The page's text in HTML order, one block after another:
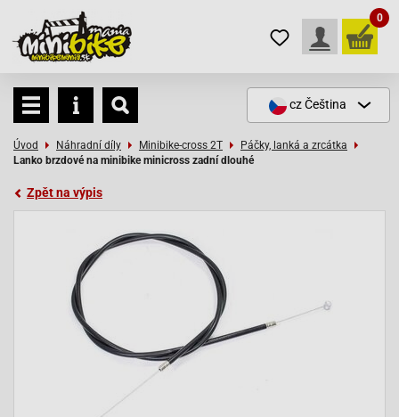
0
czČeština
Úvod Náhradní díly Minibike-cross 2T
Páčky, lanká a zrcátka
Lanko brzdové na minibike minicross zadní dlouhé
Zpět na výpis